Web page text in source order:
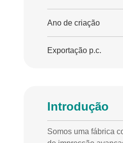
Ano de criação
Exportação p.c.
Introdução
Somos uma fábrica